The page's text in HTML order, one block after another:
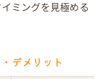
ミングを見極める
デメリット